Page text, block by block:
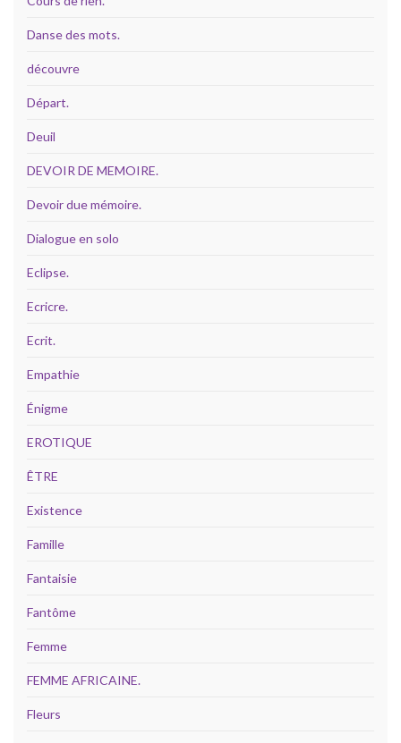
Danse des mots.
découvre
Départ.
Deuil
DEVOIR DE MEMOIRE.
Devoir due mémoire.
Dialogue en solo
Eclipse.
Ecricre.
Ecrit.
Empathie
Énigme
EROTIQUE
ÊTRE
Existence
Famille
Fantaisie
Fantôme
Femme
FEMME AFRICAINE.
Fleurs